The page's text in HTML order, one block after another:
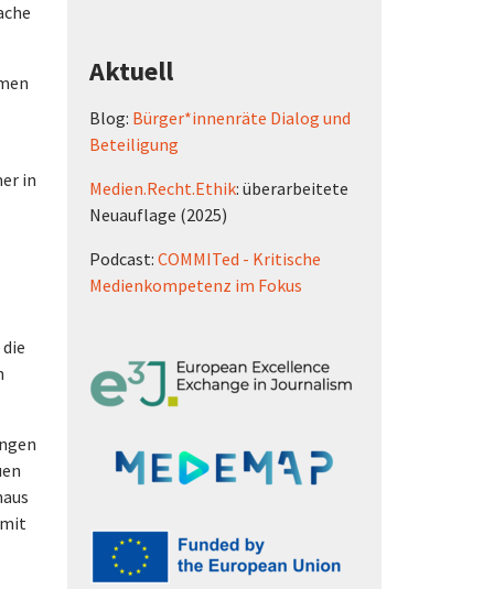
in
Aktuell
Blog: Bürger*innenräte Dialog und
Beteiligung
Medien.Recht.Ethik: überarbeitete
Neuauflage (2025)
Podcast: COMMITed - Kritische
Medienkompetenz im Fokus